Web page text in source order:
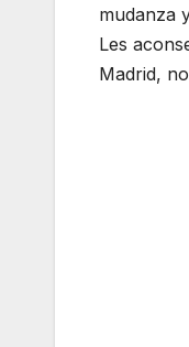
mudanza
Les
Madrid,